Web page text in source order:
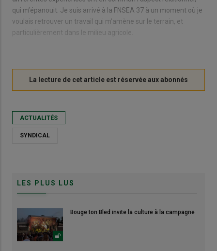
qui m’épanouit. Je suis arrivé à la FNSEA 37 à un moment où je
voulais retrouver un travail qui m’amène sur le terrain, et
particulièrement dans le milieu agricole.
ACTUALITÉS
SYNDICAL
LES PLUS LUS
Bouge ton Bled invite la culture à la campagne